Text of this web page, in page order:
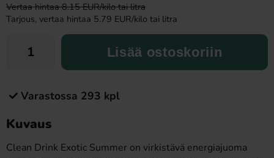
Vertaa hintaa 8.15 EUR/kilo tai litra
Tarjous, vertaa hintaa 5.79 EUR/kilo tai litra
Lisää ostoskoriin
Varastossa 293 kpl
Kuvaus
Clean Drink Exotic Summer on virkistävä energiajuoma